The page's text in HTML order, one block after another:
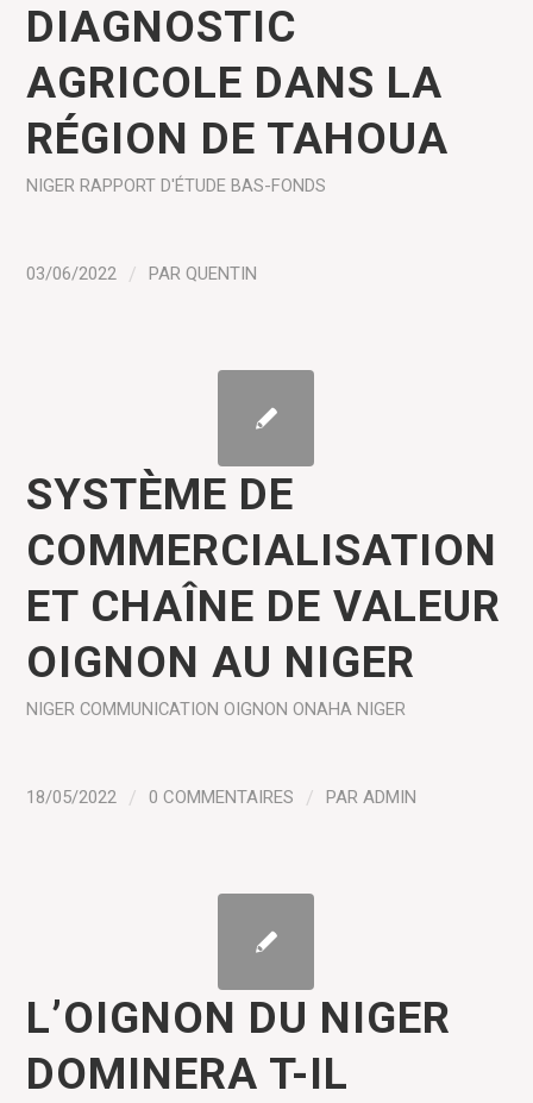
DIAGNOSTIC
AGRICOLE DANS LA
RÉGION DE TAHOUA
NIGER RAPPORT D'ÉTUDE BAS-FONDS
03/06/2022 / PARQUENTIN
SYSTÈME DE
COMMERCIALISATION
ET CHAÎNE DE VALEUR
OIGNON AU NIGER
NIGER COMMUNICATION OIGNON ONAHA NIGER
18/05/2022 / 0 COMMENTAIRES / PARADMIN
L’OIGNON DU NIGER
DOMINERA T-IL